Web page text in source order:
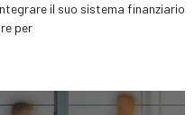
il suo sistema finanziario
per